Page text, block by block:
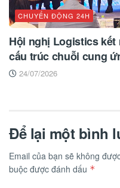
CHUYỂN ĐỘNG 24H
Hội nghị Logistics kết
cấu trúc chuỗi cung
24/07/2026
Để lại một bình
Email của bạn sẽ không
buộc được đánh dấu *